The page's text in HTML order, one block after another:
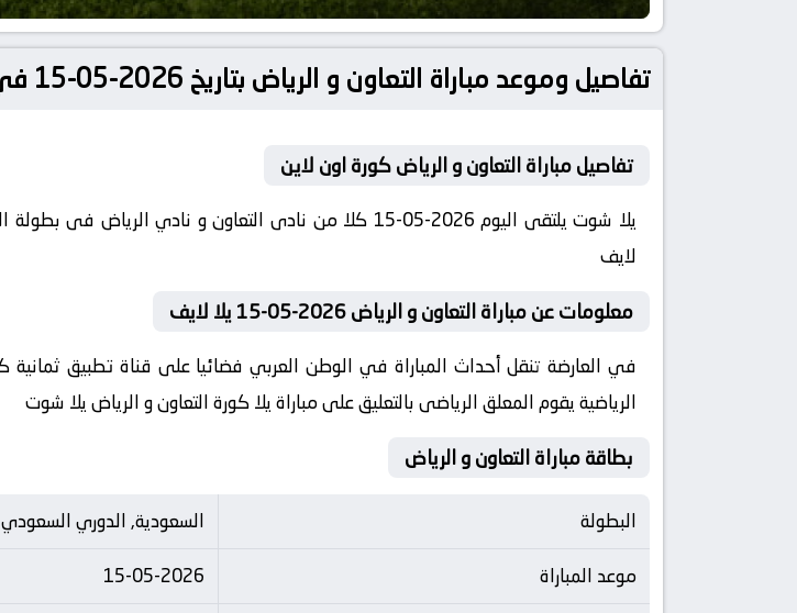
تفاصيل وموعد مباراة التعاون و الرياض بتاريخ 2026-05-15 في دوري السعودية, الدوري السعودي
تفاصيل مباراة التعاون و الرياض كورة اون لاين
لايف
معلومات عن مباراة التعاون و الرياض 2026-05-15 يلا لايف
الرياضية يقوم المعلق الرياضى بالتعليق على مباراة يلا كورة التعاون و الرياض يلا شوت
بطاقة مباراة التعاون و الرياض
البطولة
السعودية, الدوري السعودي
موعد المباراة
15-05-2026